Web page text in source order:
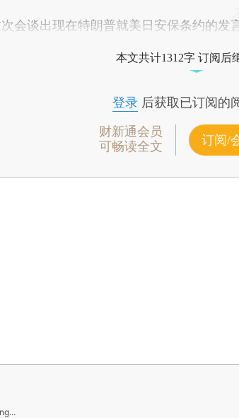
谈出现在特朗普就美日安保条约的发言
本文共计1312字 订阅后
登录后获取已订阅的
财新通会员
可畅读全文
订阅/